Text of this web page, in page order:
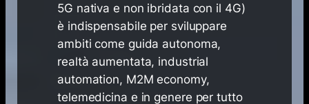
5G nativa e non ibridata con il 4G)
è indispensabile per sviluppare
ambiti come guida autonoma,
realtà aumentata, industrial
automation, M2M economy,
telemedicina e in genere per tutto